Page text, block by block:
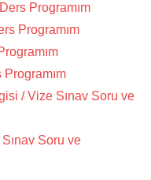
Programım
Programım
/ Vize Sınav Soru ve
Soru ve